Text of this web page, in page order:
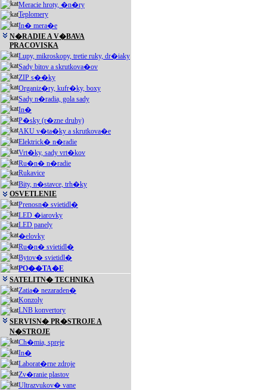
Meracie hroty, �n�ry
Teplomery
In� mera�e
N�RADIE A V�BAVA
PRACOVISKA
Lupy, mikroskopy, tretie ruky, dr�iaky
Sady bitov a skrutkova�ov
ZIP s��ky
Organiz�ry, kufr�ky, boxy
Sady n�radia, gola sady
In�
P�sky (r�zne druhy)
AKU v�ta�ky a skrutkova�e
Elektrick� n�radie
Vrt�ky, sady vrt�kov
Ru�n� n�radie
Rukavice
Bity, n�stavce, trh�ky
OSVETLENIE
Prenosn� svietidl�
LED �iarovky
LED panely
�elovky
Ru�n� svietidl�
Bytov� svietidl�
PO��TA�E
SATELITN� TECHNIKA
Zatia� nezaraden�
Konzoly
LNB konvertory
SERVISN� PR�STROJE A
N�STROJE
Ch�mia, spreje
In�
Laborat�rne zdroje
Zv�ranie plastov
Ultrazvukov� vane